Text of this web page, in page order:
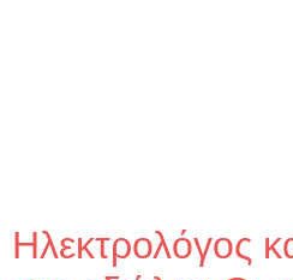
Ηλεκτρολόγος